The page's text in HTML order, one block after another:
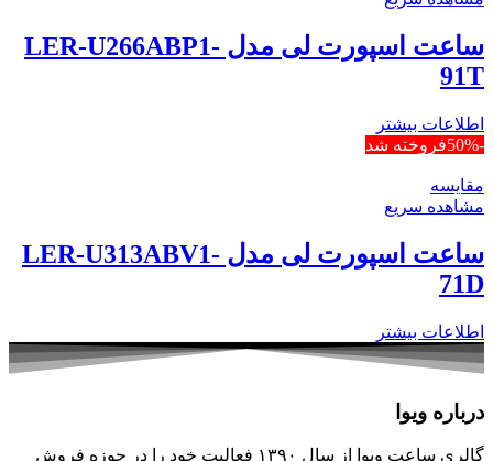
ساعت اسپورت لی مدل LER-U266ABP1-
91T
اطلاعات بیشتر
-50%
فروخته شد
مقایسه
مشاهده سریع
ساعت اسپورت لی مدل LER-U313ABV1-
71D
اطلاعات بیشتر
درباره ویوا
گالری ساعت ویوا از سال ۱۳۹۰ فعالیت خود را در حوزه فروش